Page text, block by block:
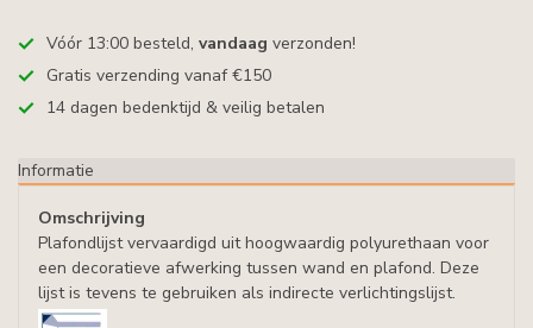
Vóór 13:00 besteld, vandaag verzonden!
Gratis verzending vanaf €150
14 dagen bedenktijd & veilig betalen
Informatie
Omschrijving
Plafondlijst vervaardigd uit hoogwaardig polyurethaan voor
een decoratieve afwerking tussen wand en plafond. Deze
lijst is tevens te gebruiken als indirecte verlichtingslijst.